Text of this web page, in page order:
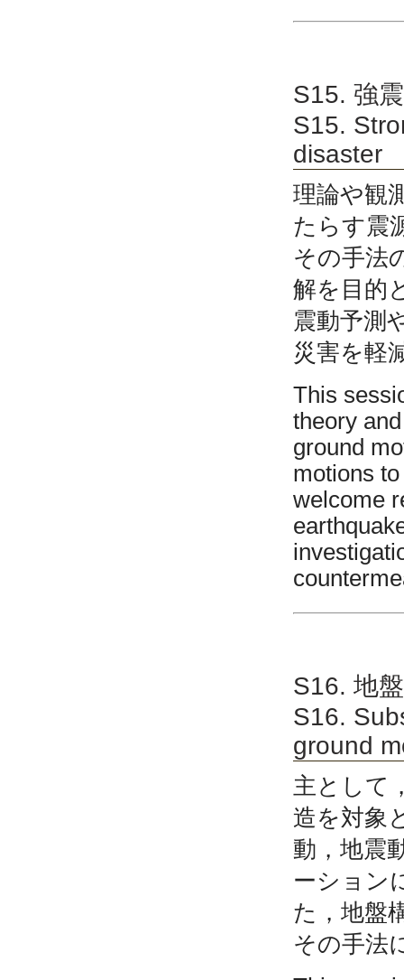
S15. 強
S15.
disaster
理論や観
たらす震
その手法
解を目的
震動予測
災害を軽
This
theory
ground
motions
welcome
S16. 地
S16.
ground
主として
造を対象
動，地震
ーション
た，地盤
その手法